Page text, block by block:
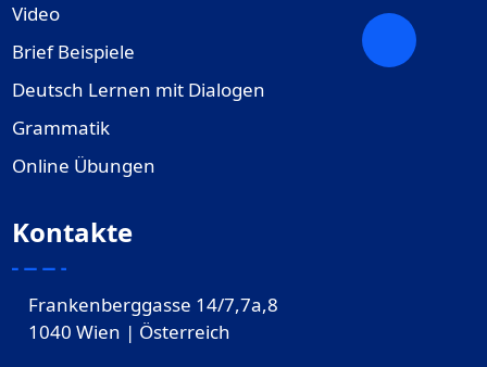
Video
Brief Beispiele
Deutsch Lernen mit Dialogen
Grammatik
Online Übungen
Kontakte
Frankenberggasse 14/7,7a,8
1040 Wien | Österreich